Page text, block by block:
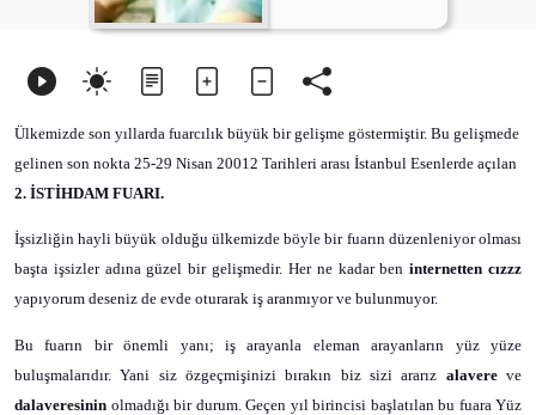
Ülkemizde son yıllarda fuarcılık büyük bir gelişme göstermiştir. Bu gelişmede
gelinen son nokta 25-29 Nisan 20012 Tarihleri arası İstanbul Esenlerde açılan
2. İSTİHDAM FUARI.
İşsizliğin hayli büyük olduğu ülkemizde böyle bir fuarın düzenleniyor olması
başta işsizler adına güzel bir gelişmedir. Her ne kadar beninternetten cızzz
yapıyorum deseniz de evde oturarak iş aranmıyor ve bulunmuyor.
Bu fuarın bir önemli yanı; iş arayanla eleman arayanların yüz yüze
buluşmalarıdır. Yani siz özgeçmişinizi bırakın biz sizi ararız alavereve
dalaveresinin olmadığı bir durum. Geçen yıl birincisi başlatılan bu fuara Yüz